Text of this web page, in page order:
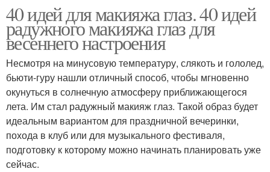
40 идей для макияжа глаз. 40 идей
радужного макияжа глаз для
весеннего настроения
Несмотря на минусовую температуру, слякоть и гололед,
бьюти-гуру нашли отличный способ, чтобы мгновенно
окунуться в солнечную атмосферу приближающегося
лета. Им стал радужный макияж глаз. Такой образ будет
идеальным вариантом для праздничной вечеринки,
похода в клуб или для музыкального фестиваля,
подготовку к которому можно начинать планировать уже
сейчас.